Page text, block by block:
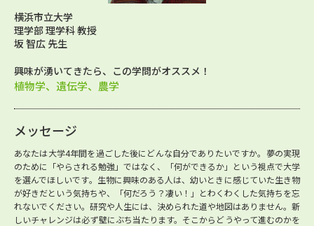
横浜市立大学
理学部 理学科 教授
坂 智広 先生
興味が湧いてきたら、この学問がオススメ！
植物学、遺伝学、農学
メッセージ
あなたは大学4年間を過ごした後にどんな自分でありたいですか。夢の実現
のために「やらされる勉強」ではなく、「何ができるか」という視点で大学
を選んでほしいです。生物に興味のある人は、幼いときに感じていた生き物
が好きだという気持ちや、「何だろう？凄い！」とわくわくした気持ちを忘
れないでください。研究や人生には、決められた道や地図はありません。新
しいチャレンジは必ず壁にぶち当たります。そこからどうやって進むのかを